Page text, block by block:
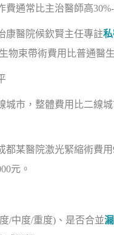
費通常比主治醫師高30%-
康醫院候欽賢主任專註
物束帶術費用比普通醫生
城市，整體費用比二線
都某醫院激光緊縮術費用
元。
/中度/重度)、是否合並